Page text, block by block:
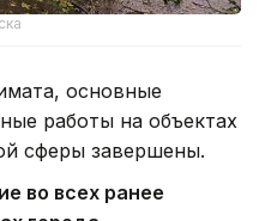
основные
работы на объектах
сферы завершены.
во всех ранее